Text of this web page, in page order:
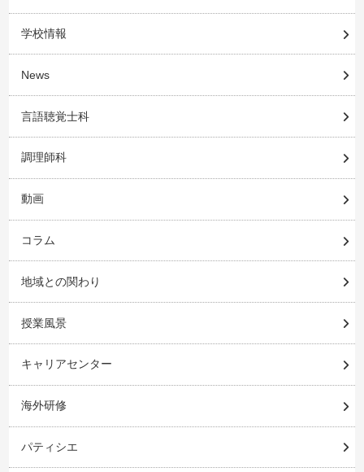
学校情報
News
言語聴覚士科
調理師科
動画
コラム
地域との関わり
授業風景
キャリアセンター
海外研修
パティシエ